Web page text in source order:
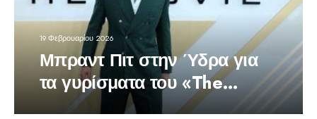
19 Φεβρουαρίου 2026
Μπραντ Πιτ στην Ύδρα για
τα γυρίσματα του «The
Riders»